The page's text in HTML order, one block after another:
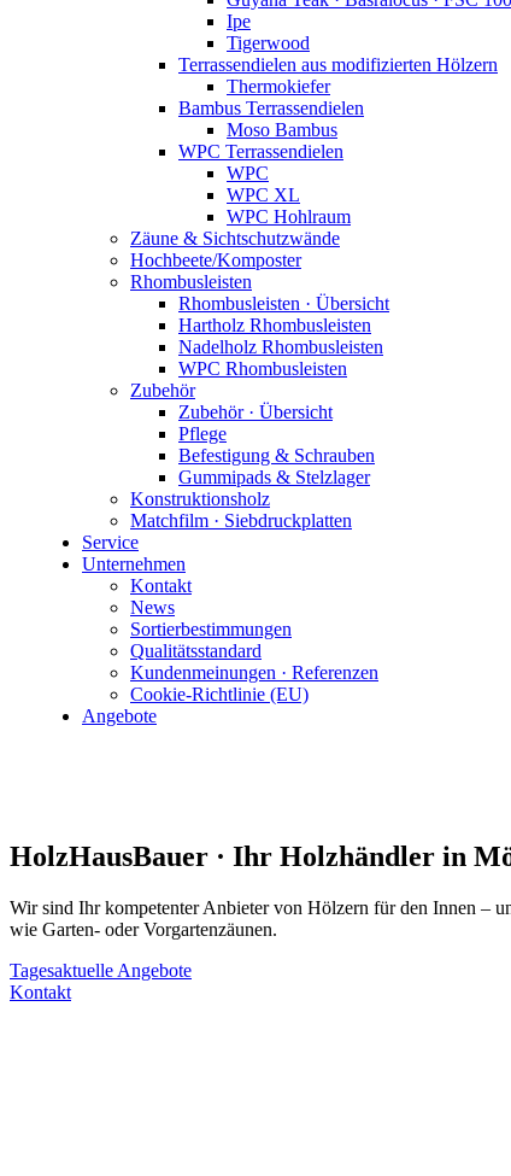
Ipe
Tigerwood
Terrassendielen aus modifizierten Hölzern
Thermokiefer
Bambus Terrassendielen
Moso Bambus
WPC Terrassendielen
WPC
WPC XL
WPC Hohlraum
Zäune & Sichtschutzwände
Hochbeete/Komposter
Rhombusleisten
Rhombusleisten · Übersicht
Hartholz Rhombusleisten
Nadelholz Rhombusleisten
WPC Rhombusleisten
Zubehör
Zubehör · Übersicht
Pflege
Befestigung & Schrauben
Gummipads & Stelzlager
Konstruktionsholz
Matchfilm · Siebdruckplatten
Service
Unternehmen
Kontakt
News
Sortierbestimmungen
Qualitätsstandard
Kundenmeinungen · Referenzen
Cookie-Richtlinie (EU)
Angebote
HolzHausBauer · Ihr Holzhändler in
Wir sind Ihr kompetenter Anbieter von Hölzern für den Innen –
wie Garten- oder Vorgartenzäunen.
Tagesaktuelle Angebote
Kontakt